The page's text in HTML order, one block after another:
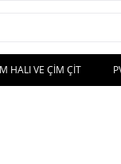
HALI VE ÇIM ÇIT